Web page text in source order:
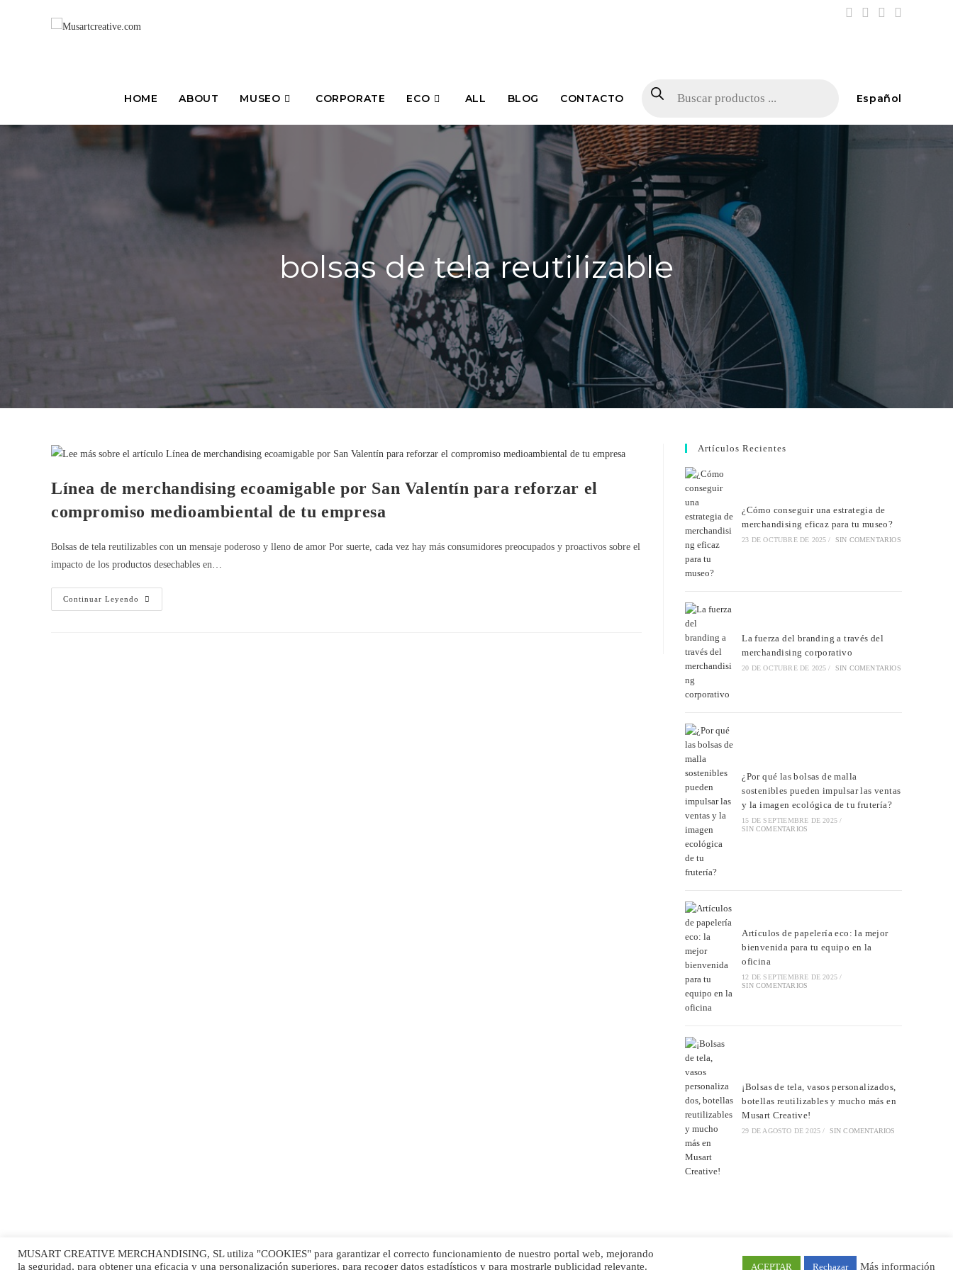
HOME ABOUT MUSEO CORPORATE ECO ALL BLOG CONTACTO Español
bolsas de tela reutilizable
Línea de merchandising ecoamigable por San Valentín para reforzar el
compromiso medioambiental de tu empresa
Bolsas de tela reutilizables con un mensaje poderoso y lleno de amor Por suerte, cada vez hay más consumidores preocupados y proactivos sobre el
impacto de los productos desechables en…
Continuar Leyendo
Artículos Recientes
¿Cómo conseguir una estrategia de
merchandising eficaz para tu museo?
23 DE OCTUBRE DE 2025 / SIN COMENTARIOS
La fuerza del branding a través del
merchandising corporativo
20 DE OCTUBRE DE 2025 / SIN COMENTARIOS
¿Por qué las bolsas de malla
sostenibles pueden impulsar las ventas
y la imagen ecológica de tu frutería?
15 DE SEPTIEMBRE DE 2025 /
SIN COMENTARIOS
Artículos de papelería eco: la mejor
bienvenida para tu equipo en la
oficina
12 DE SEPTIEMBRE DE 2025 /
SIN COMENTARIOS
¡Bolsas de tela, vasos personalizados,
botellas reutilizables y mucho más en
Musart Creative!
29 DE AGOSTO DE 2025 / SIN COMENTARIOS
Aviso Legal|Politica de Privacidad |Politica de Cookies|Mapa Web
MUSART CREATIVE MERCHANDISING, SL utiliza "COOKIES" para garantizar el correcto funcionamiento de nuestro portal web, mejorando
la seguridad, para obtener una eficacia y una personalización superiores, para recoger datos estadísticos y para mostrarle publicidad relevante.
ACEPTAR Rechazar Más información